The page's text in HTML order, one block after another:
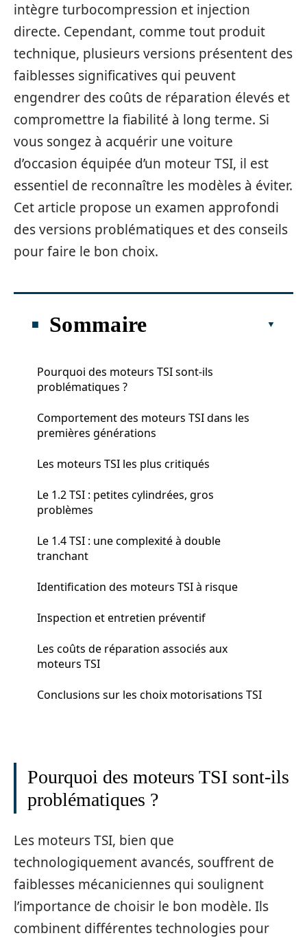
intègre turbocompression et injection
directe. Cependant, comme tout produit
technique, plusieurs versions présentent des
faiblesses significatives qui peuvent
engendrer des coûts de réparation élevés et
compromettre la fiabilité à long terme. Si
vous songez à acquérir une voiture
d’occasion équipée d’un moteur TSI, il est
essentiel de reconnaître les modèles à éviter.
Cet article propose un examen approfondi
des versions problématiques et des conseils
pour faire le bon choix.
Sommaire
Pourquoi des moteurs TSI sont-ils
problématiques ?
Comportement des moteurs TSI dans les
premières générations
Les moteurs TSI les plus critiqués
Le 1.2 TSI : petites cylindrées, gros
problèmes
Le 1.4 TSI : une complexité à double
tranchant
Identification des moteurs TSI à risque
Inspection et entretien préventif
Les coûts de réparation associés aux
moteurs TSI
Conclusions sur les choix motorisations TSI
Pourquoi des moteurs TSI sont-ils
problématiques ?
Les moteurs TSI, bien que
technologiquement avancés, souffrent de
faiblesses mécaniciennes qui soulignent
l’importance de choisir le bon modèle. Ils
combinent différentes technologies pour